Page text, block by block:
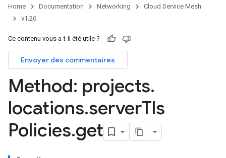
Home Documentation Networking
Cloud Service Mesh
v1.26
Ce contenu vous a-t-il été utile ?
Envoyer des commentaires
Method: projects.
locations.serverTls
Policies.get